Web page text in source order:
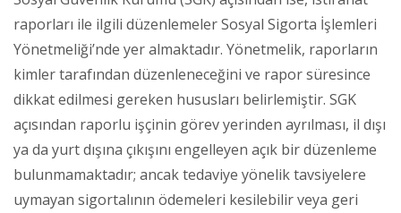
raporları ile ilgili düzenlemeler Sosyal Sigorta İşlemleri
Yönetmeliği’nde yer almaktadır. Yönetmelik, raporların
kimler tarafından düzenleneceğini ve rapor süresince
dikkat edilmesi gereken hususları belirlemiştir. SGK
açısından raporlu işçinin görev yerinden ayrılması, il dışı
ya da yurt dışına çıkışını engelleyen açık bir düzenleme
bulunmamaktadır; ancak tedaviye yönelik tavsiyelere
uymayan sigortalının ödemeleri kesilebilir veya geri